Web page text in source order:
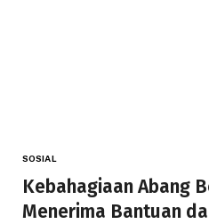
SOSIAL
Kebahagiaan Abang
Menerima Bantuan